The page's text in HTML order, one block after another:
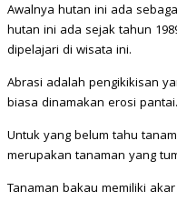
Awalnya hutan ini ada
hutan ini ada sejak tahun
dipelajari di wisata ini.
Abrasi adalah pengikikisan
biasa dinamakan erosi pantai.
Untuk yang belum tahu
merupakan tanaman yang
Tanaman bakau memiliki